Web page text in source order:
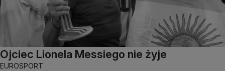
Ojciec Lionela Messiego nie żyje
EUROSPORT